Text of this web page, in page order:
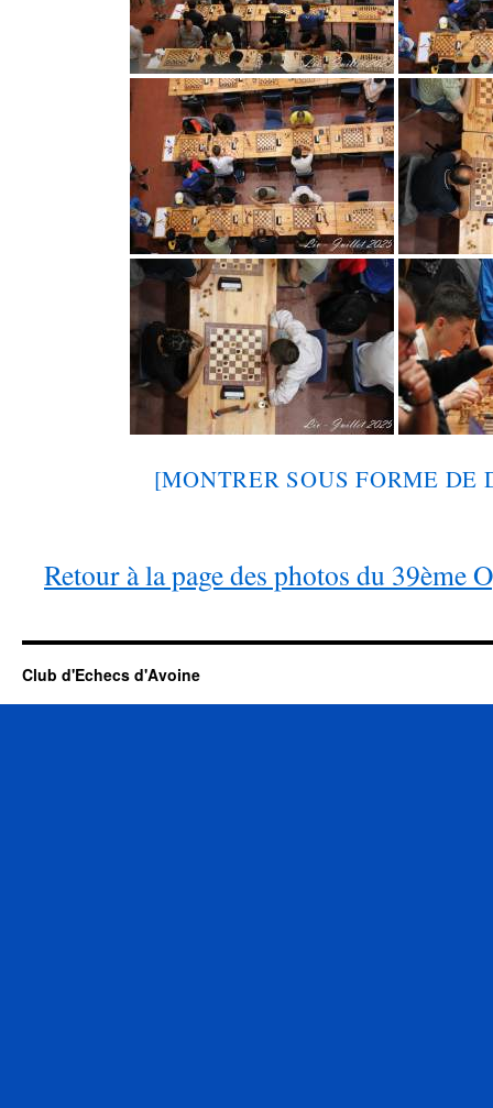
[MONTRER SOUS FORME
Retour à la page des photos du 39ème
Club d'Echecs d'Avoine